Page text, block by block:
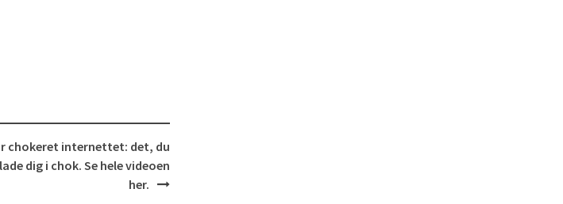
chokeret internettet: det, du
dig i chok. Se hele videoen
her.